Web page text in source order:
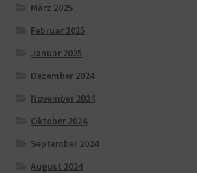
März 2025
Februar 2025
Januar 2025
Dezember 2024
November 2024
Oktober 2024
September 2024
August 2024